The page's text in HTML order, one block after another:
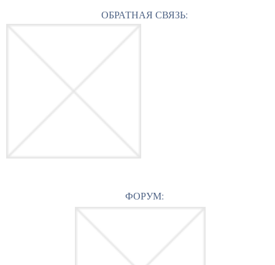
ОБРАТНАЯ СВЯЗЬ:
ФОРУМ: